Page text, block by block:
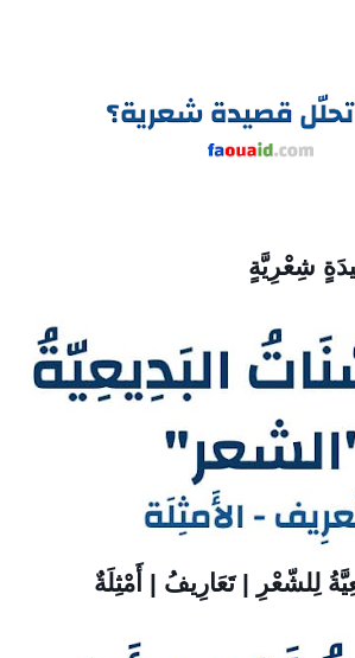
شِعْرِيَّةٍ
لِلشّعْرِ | تَعَارِيفُ | أَمْثِلَةٌ